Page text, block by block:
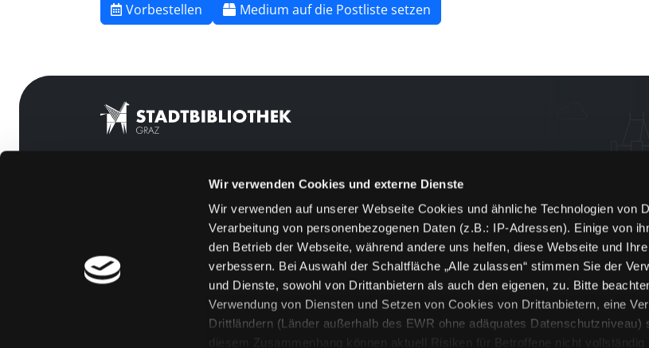
Wir verwenden Cookies und externe Dienste
Wir verwenden auf unserer Webseite Cookies und ähnliche Technologien von
Verarbeitung von personenbezogenen Daten (z.B.: IP-Adressen). Einige von
den Betrieb der Webseite, während andere uns helfen, diese Webseite und
verbessern. Bei Auswahl der Schaltfläche „Alle zulassen“ stimmen Sie der
und Dienste, sowohl von Drittanbietern als auch den eigenen, zu. Bitte
Verwendung von Diensten und Setzen von Cookies von Drittanbietern, eine
Drittländern (Länder außerhalb des EWR ohne adäquates Datenschutzniveau)
diesem Zusammenhang können aktuell Risiken für Betroffene nicht vollständig
Vorbestellen Medium auf die Postliste setzen
[kju:b]
Feedback
Kontakt
Über uns
Jobs
Medienwunsch
FAQs